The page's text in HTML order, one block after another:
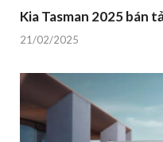
Kia Tasman 2025 bán
21/02/2025